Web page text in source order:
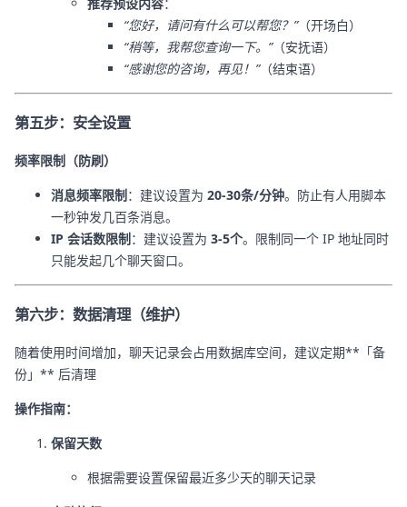
推荐预设内容：
“您好，请问有什么可以帮您？”（开场白）
“稍等，我帮您查询一下。”（安抚语）
“感谢您的咨询，再见！”（结束语）
第五步：安全设置
频率限制（防刷）
消息频率限制 ：建议设置为 20-30条/分钟。防止有人用脚本
一秒钟发几百条消息。
IP 会话数限制 ：建议设置为 3-5个。限制同一个 IP 地址同时
只能发起几个聊天窗口。
第六步：数据清理（维护）
随着使用时间增加，聊天记录会占用数据库空间，建议定期**「备
份」** 后清理
操作指南：
保留天数
根据需要设置保留最近多少天的聊天记录